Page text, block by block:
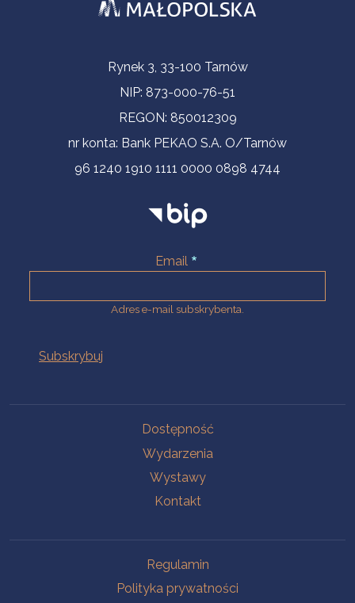
Informacje kontaktoweRynek 3, 33-100 Tarnów
NIP: 873-000-76-51
REGON: 850012309
nr konta: Bank PEKAO S.A. O/Tarnów
96 1240 1910 1111 0000 0898 4744
Email
Adres e-mail subskrybenta.
Dostępność
Wydarzenia
Wystawy
Kontakt
Regulamin
Polityka prywatności